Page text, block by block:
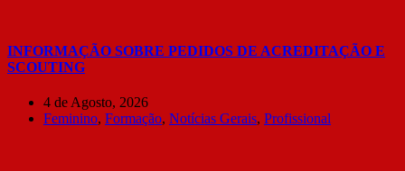
INFORMAÇÃO SOBRE PEDIDOS DE ACREDITAÇÃO E
SCOUTING
4 de Agosto, 2026
Feminino, Formação, Notícias Gerais, Profissional